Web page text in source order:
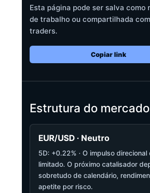
Esta página pode ser salva como
de trabalho ou compartilhada
traders.
Copiar link
Estrutura do mercado
EUR/USD · Neutro
5D: +0.22% · O impulso direcional
limitado. O próximo catalisador
sobretudo de calendário,
apetite por risco.